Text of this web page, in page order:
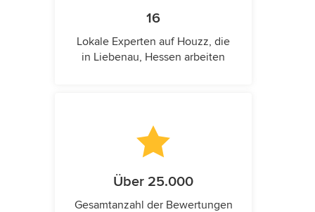
16
Lokale Experten auf Houzz, die
in Liebenau, Hessen arbeiten
Über 25.000
Gesamtanzahl der Bewertungen